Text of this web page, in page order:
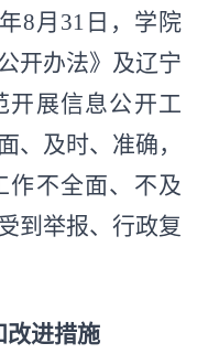
8月31日，学院
开办法》及辽宁
开展信息公开工
、及时、准确，
作不全面、不及
到举报、行政复
改进措施